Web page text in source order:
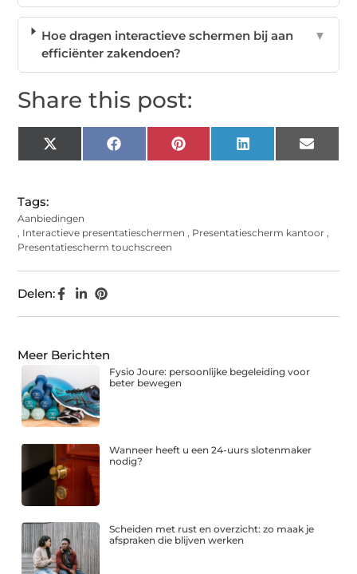
Hoe dragen interactieve schermen bij aan
efficiënter zakendoen?
▼
Share this post:
X
(Twitter)
Facebook Pinterest LinkedIn Email
Tags:
Aanbiedingen
, Interactieve presentatieschermen , Presentatiescherm kantoor ,
Presentatiescherm touchscreen
Delen:
Meer Berichten
Fysio Joure: persoonlijke begeleiding voor
beter bewegen
Wanneer heeft u een 24-uurs slotenmaker
nodig?
Scheiden met rust en overzicht: zo maak je
afspraken die blijven werken